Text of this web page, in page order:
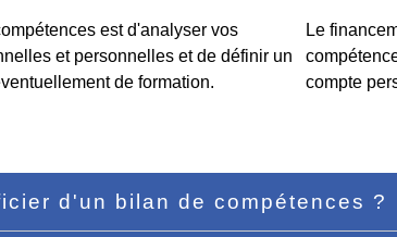
est d'analyser vos
et personnelles et de définir un
de formation.
Le
compte
d'un bilan de compétences ?